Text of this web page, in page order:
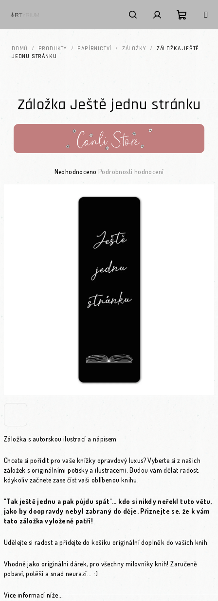
Hledat PřihlášeníNákupní
DOMŮ / PRODUKTY / PAPÍRNICTVÍ / ZÁLOŽKY /
ZÁLOŽKA JEŠTĚ
JEDNU STRÁNKU
Záložka s autorskou ilustrací a nápisem
Chcete si pořídit pro vaše knížky opravdový luxus? Vyberte si z našich
záložek s originálními potisky a ilustracemi. Budou vám dělat radost,
kdykoliv začnete zase číst vaši oblíbenou knihu.
"Tak ještě jednu a pak půjdu spát"... kdo si nikdy neřekl tuto větu,
jako by doopravdy nebyl zabraný do děje. Přiznejte se, že k vám
tato záložka vyloženě patří!
Udělejte si radost a přidejte do košíku originální doplněk do vašich knih.
Vhodné jako originální dárek, pro všechny milovníky knih! Zaručeně
pobaví, potěší a snad neurazí... :)
Více informací níže...
Záložka Ještě jednu stránku
Průměrné hodnocení produktu je 0,0 z 5 hvězdiček.
Neohodnoceno Podrobnosti hodnocení